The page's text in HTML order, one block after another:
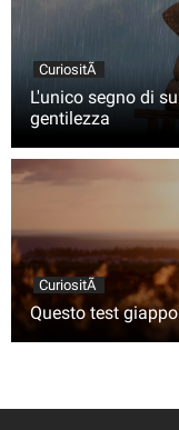
CuriositÃ
L'unico segno di
gentilezza
CuriositÃ
Questo test